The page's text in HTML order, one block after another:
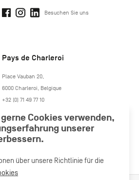
Besuchen Sie uns
Pays de Charleroi
https://www.paysdecharleroi.be/
Place Vauban 20,
6000 Charleroi Belgique
+32 (0) 71 49 77 10
Besuchen Sie uns
Cookies verwenden,
unserer
über unsere Richtlinie für die